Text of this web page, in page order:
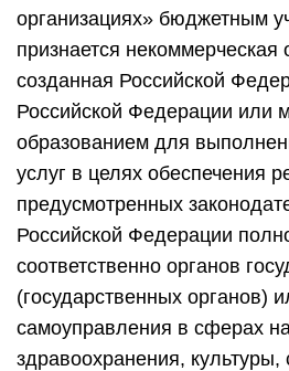
организациях» бюджетным
признается некоммерческая
созданная Российской
Российской Федерации или
образованием для
услуг в целях обеспечения
предусмотренных
Российской Федерации
соответственно органов
(государственных органов)
самоуправления в сферах
здравоохранения,